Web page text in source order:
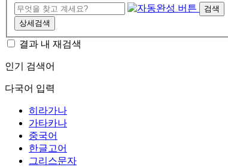
검색
상세검색
결과 내 재검색
인기 검색어
다국어 입력
히라가나
가타카나
중국어
한글고어
그리스문자